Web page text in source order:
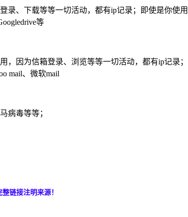
录、下载等等一切活动，都有ip记录；即使是你使
等
，因为信箱登录、浏览等等一切活动，都有ip记录
mail、微软mail
病毒等等；
链接注明来源！